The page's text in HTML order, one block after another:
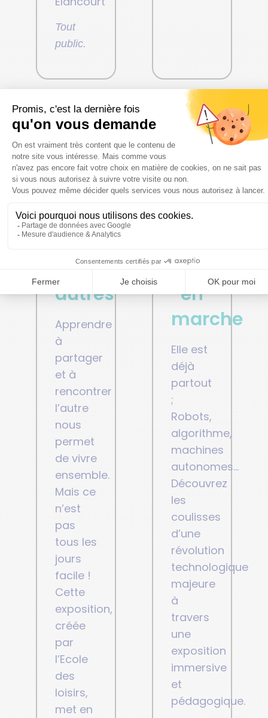
Tout
public.
Exposition:
Moi
et
les
autres
Apprendre
à
partager
et à
rencontrer
l’autre
nous
permet
de vivre
ensemble.
Mais ce
n’est
pas
tous les
jours
facile !
Cette
exposition,
créée
par
l’Ecole
des
loisirs,
met en
IA
en
marche
Elle est
déjà
partout
;
Robots,
algorithme,
machines
autonomes…
Découvrez
les
coulisses
d’une
révolution
technologique
majeure
à
travers
une
exposition
immersive
et
pédagogique.